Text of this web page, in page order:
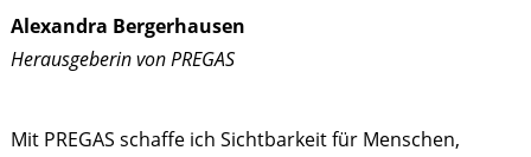
Alexandra Bergerhausen
Herausgeberin von PREGAS
Mit PREGAS schaffe ich Sichtbarkeit für Menschen,